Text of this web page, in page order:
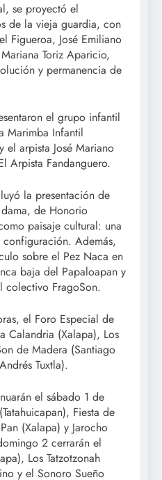
se proyectó el
de la vieja guardia, con
Figueroa, José Emiliano
Toriz Aparicio,
y permanencia de
el grupo infantil
Marimba Infantil
el arpista José Mariano
Arpista Fandanguero.
la presentación de
de Honorio
paisaje cultural: una
Además,
sobre el Pez Naca en
baja del Papaloapan y
colectivo FragoSon.
el Foro Especial de
Calandria (Xalapa), Los
de Madera (Santiago
Tuxtla).
el sábado 1 de
Fiesta de
(Xalapa) y Jarocho
2 cerrarán el
Los Tatzotzonah
y el Sonoro Sueño